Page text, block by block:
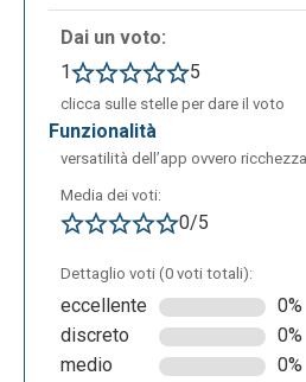
Dai un voto:
1
5
clicca sulle stelle per dare il voto
funzionalità
versatilità dell’app ovvero
Media dei voti:
0/5
Dettaglio voti (0 voti totali):
eccellente
0%
discreto
0%
medio
0%